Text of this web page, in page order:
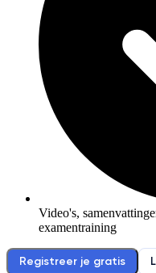
Video's,
examentraining
Registreer je gratis